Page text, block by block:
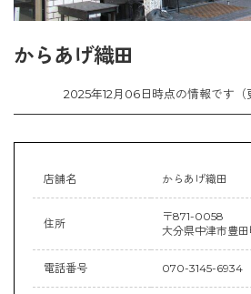
からあげ織田
2025年12月06日時点の情報です（
店舗名 からあげ織田
住所
〒871-0058
大分県中津市豊
電話番号 070-3145-6934